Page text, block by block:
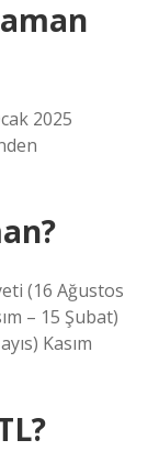
2025
(16 Ağustos
– 15 Şubat)
Kasım